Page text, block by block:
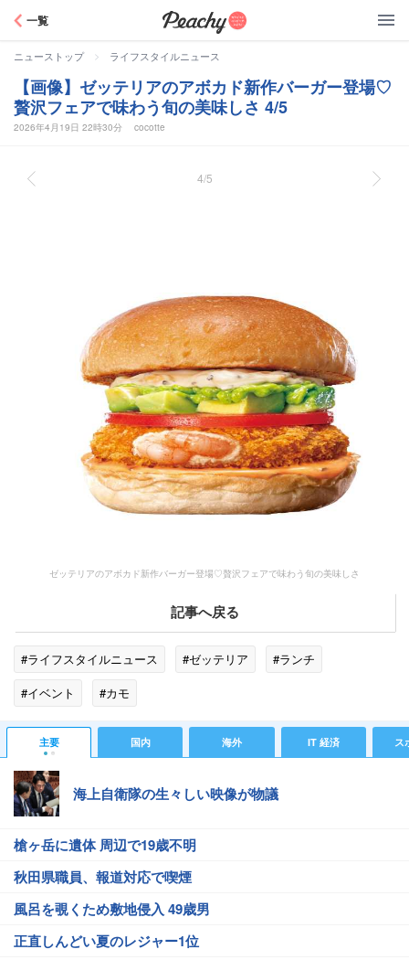
一覧
ニューストップ > ライフスタイルニュース
【画像】ゼッテリアのアボカド新作バーガー登場♡
贅沢フェアで味わう旬の美味しさ 4/5
2026年4月19日 22時30分 cocotte
4/5
ゼッテリアのアボカド新作バーガー登場♡贅沢フェアで味わう旬の美味しさ
記事へ戻る
#ライフスタイルニュース #ゼッテリア
#ランチ
#イベント
#カモ
主要 国内 海外 IT 経済 ス
海上自衛隊の生々しい映像が物議
槍ヶ岳に遺体 周辺で19歳不明
秋田県職員、報道対応で喫煙
風呂を覗くため敷地侵入 49歳男
正直しんどい夏のレジャー1位